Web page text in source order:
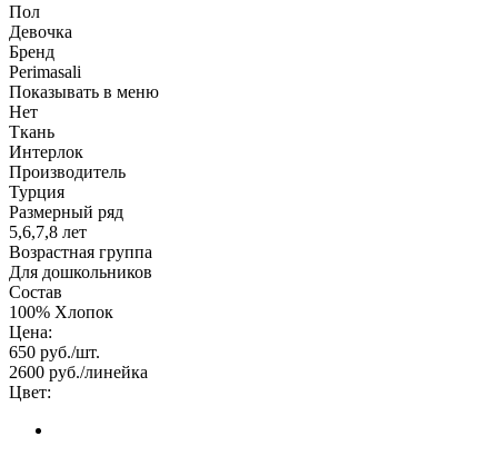
Пол
Девочка
Бренд
Perimasali
Показывать в меню
Нет
Ткань
Интерлок
Производитель
Турция
Размерный ряд
5,6,7,8 лет
Возрастная группа
Для дошкольников
Состав
100% Хлопок
Цена:
650 руб./шт.
2600 руб./линейка
Цвет: